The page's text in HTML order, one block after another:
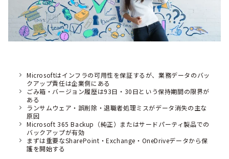
Microsoftはインフラの可用性を保証するが、業務データのバッ
クアップ責任は企業側にある
ごみ箱・バージョン履歴は93日・30日という保持期間の限界が
ある
ランサムウェア・誤削除・退職者処理ミスがデータ消失の主な
原因
Microsoft 365 Backup（純正）またはサードパーティ製品での
バックアップが有効
まずは重要なSharePoint・Exchange・OneDriveデータから保
護を開始する